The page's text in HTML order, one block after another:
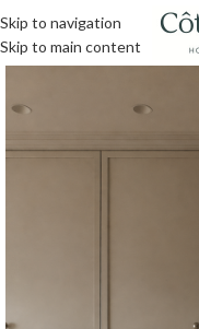
Skip to navigation
Skip to main content